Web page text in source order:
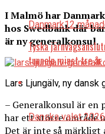
I Malmö har
hos Swedbank där
är ny generalkonsul.
Lars Ljungälv, ny dansk
– Generalkonsul är en
har ett större område
Det är inte så märkligt
Danmark12
Tyska
tunneln minst tre år
Danska valet 2026